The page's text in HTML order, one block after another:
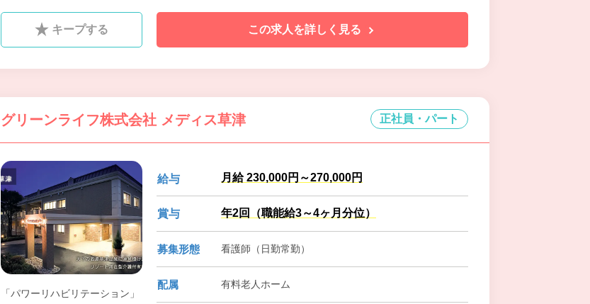
タッフ一同、努めています。私
たちと一緒に元気に働いて頂け
る方のご応募をお待ちしており
ます。
キープする この求人を詳しく見る
グリーンライフ株式会社 メディス草津 正社員・パート
「パワーリハビリテーション」
給与 月給 230,000円～270,000円
賞与 年2回（職能給3～4ヶ月分位）
募集形態 看護師（日勤常勤）
配属 有料老人ホーム